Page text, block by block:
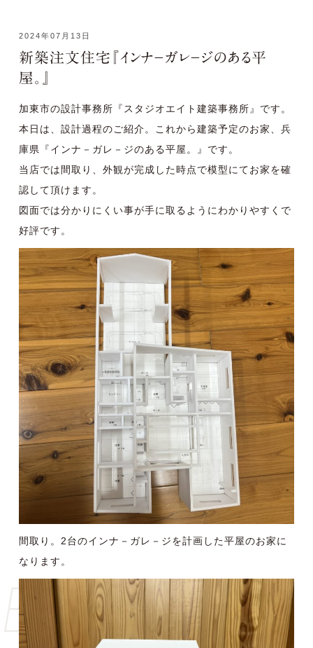
Blog
2024年07月13日
新築注文住宅『インナ－ガレ－ジのある平
屋。』
加東市の設計事務所『スタジオエイト建築事務所』です。
本日は、設計過程のご紹介。これから建築予定のお家、兵
庫県『インナ－ガレ－ジのある平屋。』です。
当店では間取り、外観が完成した時点で模型にてお家を確
認して頂けます。
図面では分かりにくい事が手に取るようにわかりやすくで
好評です。
間取り。2台のインナ－ガレ－ジを計画した平屋のお家に
なります。